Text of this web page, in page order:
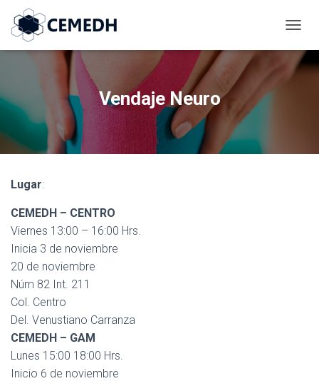
A
M
Vendaje Neuro
Lugar:
CEMEDH – CENTRO
Viernes 13:00 – 16:00 Hrs.
Inicia 3 de noviembre
20 de noviembre
Núm 82 Int. 211
Col. Centro
Del. Venustiano Carranza
CEMEDH – GAM
Lunes 15:00 18:00 Hrs.
Inicio 6 de noviembre